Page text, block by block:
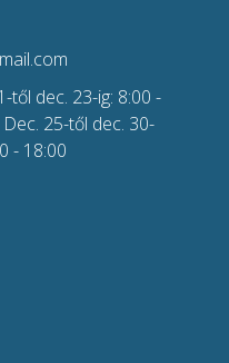
től dec. 23-ig: 8:00 -
25-től dec. 30-
- 18:00